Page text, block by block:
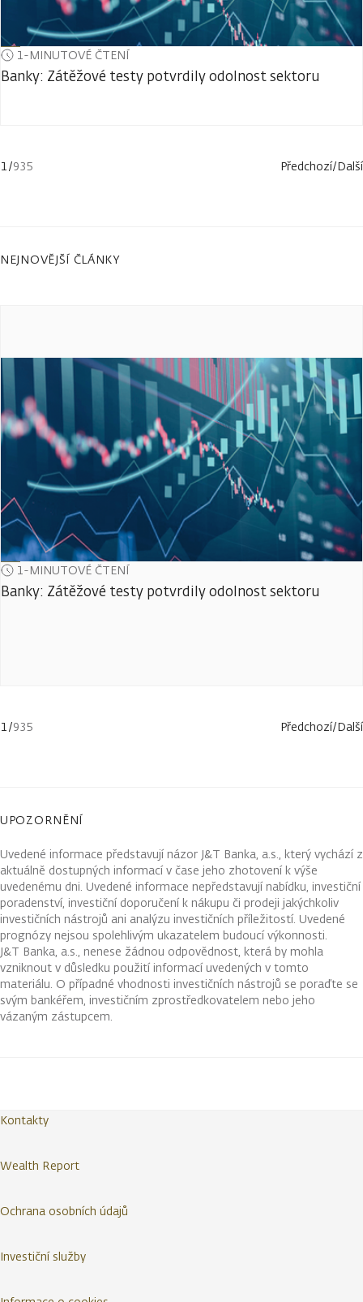
1-MINUTOVÉ ČTENÍ
Banky: Zátěžové testy potvrdily odolnost sektoru
1/935 Předchozí/Další
NEJNOVĚJŠÍ ČLÁNKY
1-MINUTOVÉ ČTENÍ
Banky: Zátěžové testy potvrdily odolnost sektoru
1/935 Předchozí/Další
UPOZORNĚNÍ
Uvedené informace představují názor J&T Banka, a.s., který vychází z
aktuálně dostupných informací v čase jeho zhotovení k výše
uvedenému dni. Uvedené informace nepředstavují nabídku, investiční
poradenství, investiční doporučení k nákupu či prodeji jakýchkoliv
investičních nástrojů ani analýzu investičních příležitostí. Uvedené
prognózy nejsou spolehlivým ukazatelem budoucí výkonnosti.
J&T Banka, a.s., nenese žádnou odpovědnost, která by mohla
vzniknout v důsledku použití informací uvedených v tomto
materiálu. O případné vhodnosti investičních nástrojů se poraďte se
svým bankéřem, investičním zprostředkovatelem nebo jeho
vázaným zástupcem.
Kontakty
Wealth Report
Ochrana osobních údajů
Investiční služby